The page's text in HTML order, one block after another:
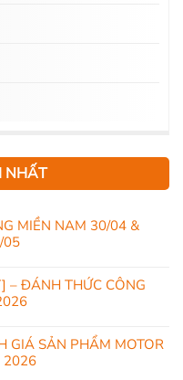
NHẤT
MIỀN NAM 30/04 &
05
– ĐÁNH THỨC CÔNG
GIÁ SẢN PHẨM MOTOR
2026